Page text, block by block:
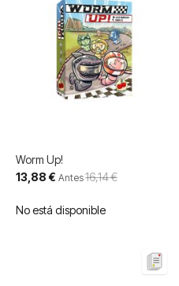
Worm Up!
Precio
especial
13,88 € Antes16,14 €
No está disponible